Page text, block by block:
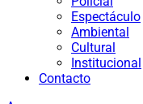
Espectáculo
Ambiental
Cultural
Institucional
Contacto